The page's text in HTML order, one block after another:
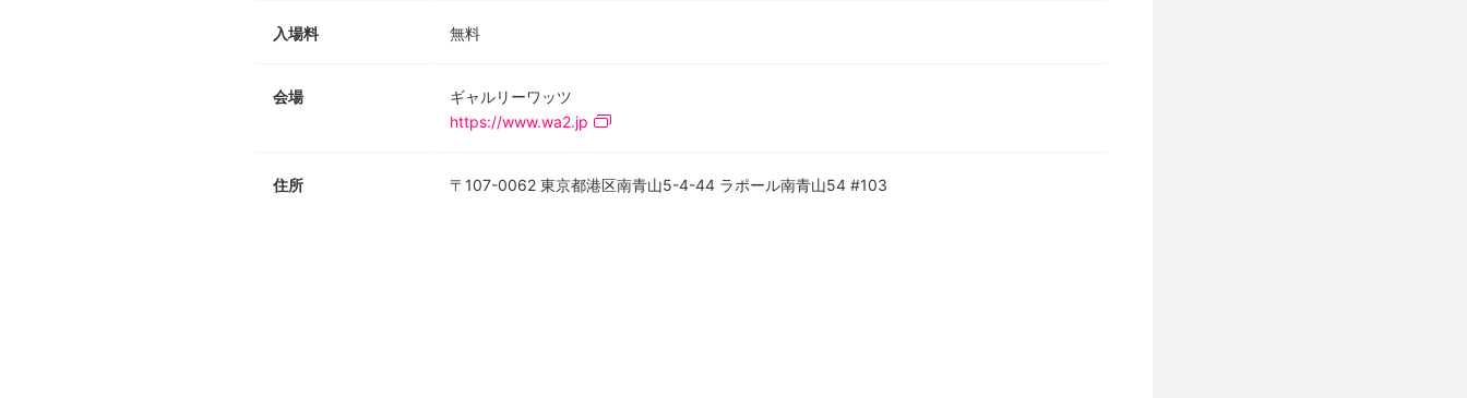
入場料 無料
会場
ギャルリーワッツ
https://www.wa2.jp
住所 〒107-0062 東京都港区南青山5-4-44 ラポール南青山54 #103